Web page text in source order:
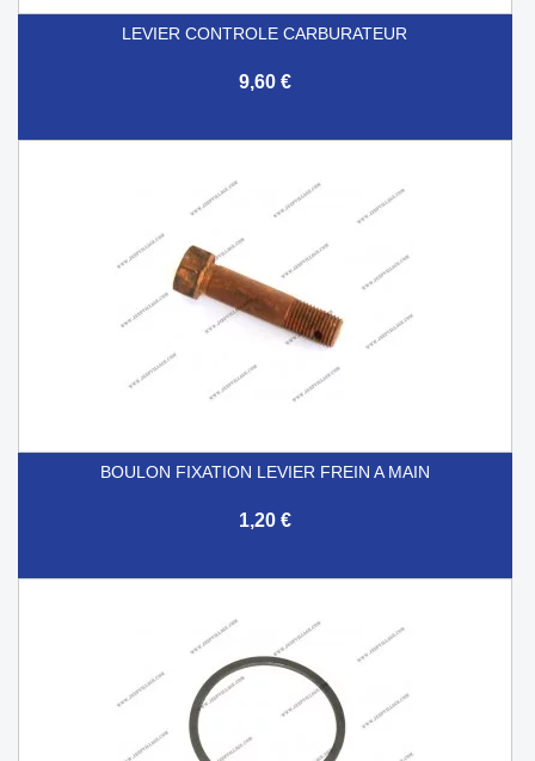
LEVIER CONTROLE CARBURATEUR
9,60 €
BOULON FIXATION LEVIER FREIN A MAIN
1,20 €